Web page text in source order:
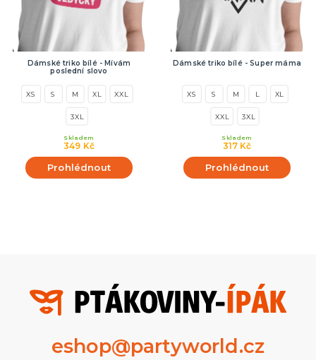
Dámské triko bílé - Mívám
poslední slovo
XS S M XL XXL
3XL
349 Kč
Skladem
Prohlédnout
Dámské triko bílé - Super máma
XS S M L XL
XXL 3XL
317 Kč
Skladem
Prohlédnout
eshop@partyworld.cz